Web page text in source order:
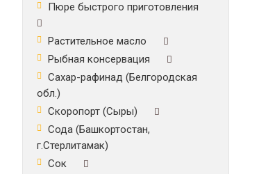
Пюре быстрого приготовления
Растительное масло
Рыбная консервация
Сахар-рафинад (Белгородская
обл.)
Скоропорт (Сыры)
Сода (Башкортостан,
г.Стерлитамак)
Сок